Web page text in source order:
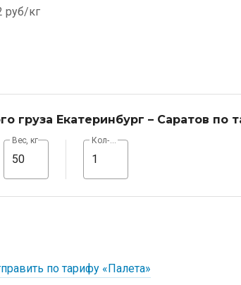
руб/кг
груза Екатеринбург – Саратов по
Вес, кг Кол-во, шт
по тарифу «Палета»